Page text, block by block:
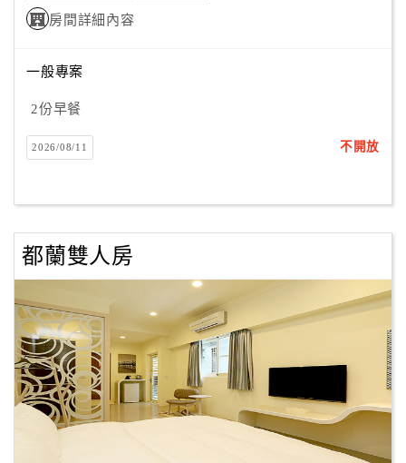
利
查
訂
房
Q&A
旅
卡
房
請
款
房間詳細內容
一般專案
2份早餐
2026/08/11 不開放
都蘭雙人房